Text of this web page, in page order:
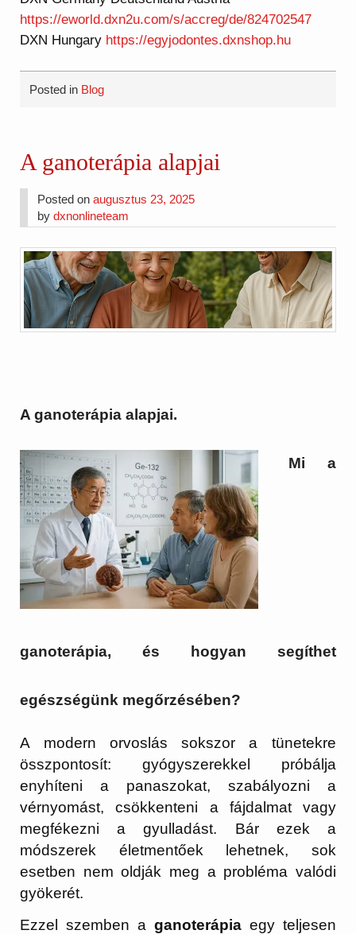
https://eworld.dxn2u.com/s/accreg/de/824702547
DXN Hungary https://egyjodontes.dxnshop.hu
Posted in Blog
A ganoterápia alapjai
Posted onaugusztus 23, 2025
bydxnonlineteam
A ganoterápia alapjai.
Mi a
ganoterápia, és hogyan segíthet
egészségünk megőrzésében?
A modern orvoslás sokszor a tünetekre
összpontosít: gyógyszerekkel próbálja
enyhíteni a panaszokat, szabályozni a
vérnyomást, csökkenteni a fájdalmat vagy
megfékezni a gyulladást. Bár ezek a
módszerek életmentőek lehetnek, sok
esetben nem oldják meg a probléma valódi
gyökerét.
Ezzel szemben a ganoterápiaegy teljesen